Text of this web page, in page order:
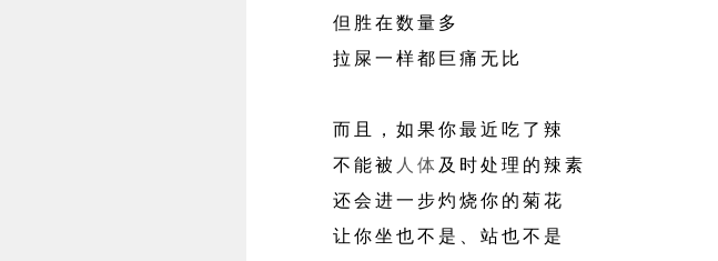
但胜在数量多
拉屎一样都巨痛无比
而且，如果你最近吃了辣
不能被 人体及时处理的辣素
还会进一步灼烧你的菊花
让你坐也不是、站也不是